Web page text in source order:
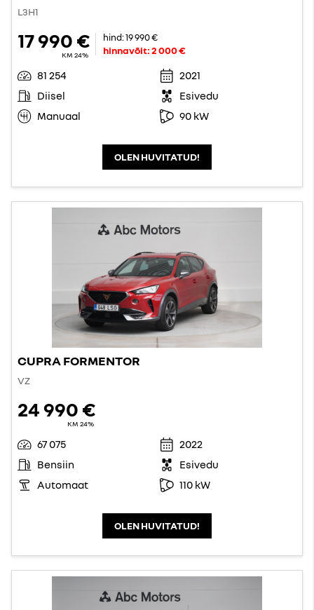
L3H1
17 990 €
KM 24%
hind:19 990 €
hinnavõit:2 000 €
81 254
2021
Diisel
Esivedu
Manuaal
90 kW
OLEN HUVITATUD!
CUPRA FORMENTOR
VZ
24 990 €
KM 24%
67 075
2022
Bensiin
Esivedu
Automaat
110 kW
OLEN HUVITATUD!